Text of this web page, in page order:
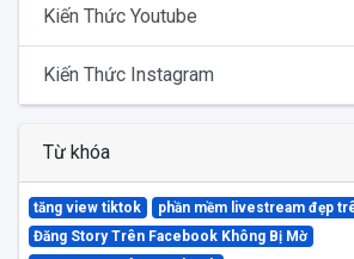
Kiến Thức Youtube
Kiến Thức Instagram
Từ khóa
tăng view tiktok
phần mềm livestream đẹp
Đăng Story Trên Facebook Không Bị Mờ